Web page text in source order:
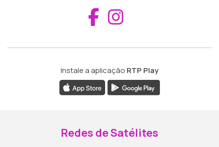
Aceder ao
Instale a aplicação RTP Play
Redes de Satélites